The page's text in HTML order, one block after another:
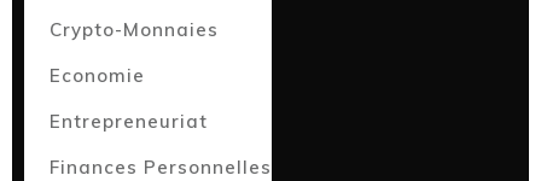
Crypto-Monnaies
Economie
Entrepreneuriat
Finances Personnelles